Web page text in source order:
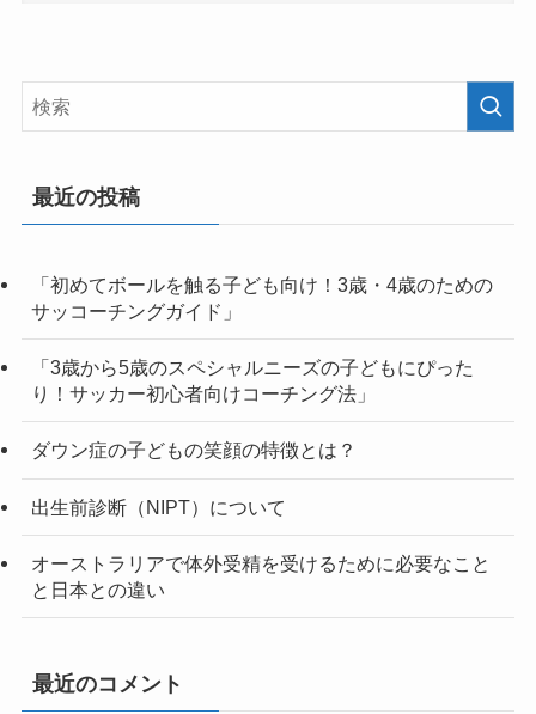
最近の投稿
「初めてボールを触る子ども向け！3歳・4歳のための
サッコーチングガイド」
「3歳から5歳のスペシャルニーズの子どもにぴった
り！サッカー初心者向けコーチング法」
ダウン症の子どもの笑顔の特徴とは？
出生前診断（NIPT）について
オーストラリアで体外受精を受けるために必要なこと
と日本との違い
最近のコメント